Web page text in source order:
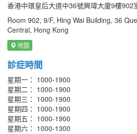
香港中環皇后大道中36號興瑋大廈9樓902
Room 902, 9/F, Hing Wai Building, 36
Central, Hong Kong
地圖
診症時間
星期一： 1000-1900
星期二： 1000-1900
星期三： 1000-1900
星期四： 1000-1900
星期五： 1000-1900
星期六： 1000-1300